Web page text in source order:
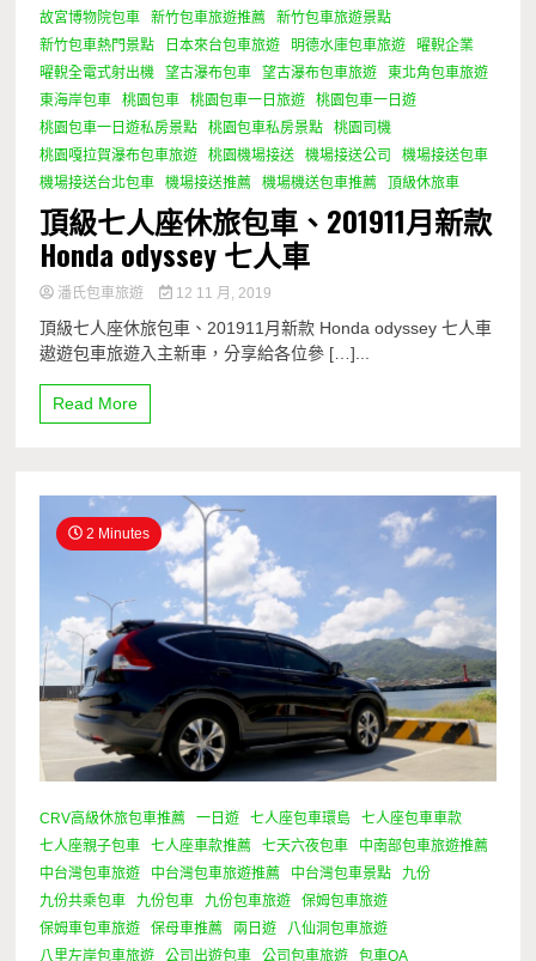
故宮博物院包車
新竹包車旅遊推薦
新竹包車旅遊景點
新竹包車熱門景點
日本來台包車旅遊 明德水庫包車旅遊
曜輗企業
曜輗全電式射出機
望古瀑布包車 望古瀑布包車旅遊
東北角包車旅遊
東海岸包車
桃園包車 桃園包車一日旅遊
桃園包車一日遊
桃園包車一日遊私房景點
桃園包車私房景點
桃園司機
桃園嘎拉賀瀑布包車旅遊
桃園機場接送 機場接送公司
機場接送包車
機場接送台北包車
機場接送推薦 機場機送包車推薦 頂級休旅車
頂級七人座休旅包車、201911月新款
Honda odyssey 七人車
潘氏包車旅遊 12 11 月, 2019
頂級七人座休旅包車、201911月新款 Honda odyssey 七人車
遨遊包車旅遊入主新車，分享給各位參 […]...
Read More
2 Minutes
CRV高級休旅包車推薦 一日遊 七人座包車環島
七人座包車車款
七人座親子包車
七人座車款推薦 七天六夜包車
中南部包車旅遊推薦
中台灣包車旅遊
中台灣包車旅遊推薦 中台灣包車景點
九份
九份共乘包車
九份包車 九份包車旅遊
保姆包車旅遊
保姆車包車旅遊
保母車推薦 兩日遊
八仙洞包車旅遊
八里左岸包車旅遊
公司出遊包車 公司包車旅遊
包車QA